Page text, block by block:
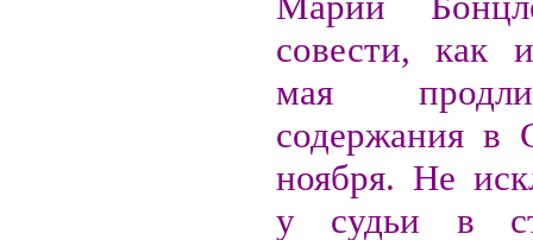
совести, как
мая
содержания
ноября. Не
у судьи в